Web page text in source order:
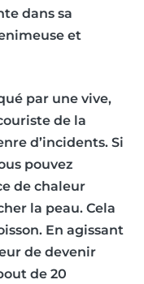
dans sa
et
par une vive,
de la
d’incidents. Si
pouvez
de chaleur
la peau. Cela
En agissant
de devenir
de 20